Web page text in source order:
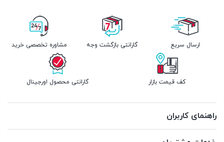
ارسال سریع گارانتی بازگشت وجه مشاوره تخصصی خرید
کف قیمت بازار گارانتی محصول اورجینال
راهنمای کاربران